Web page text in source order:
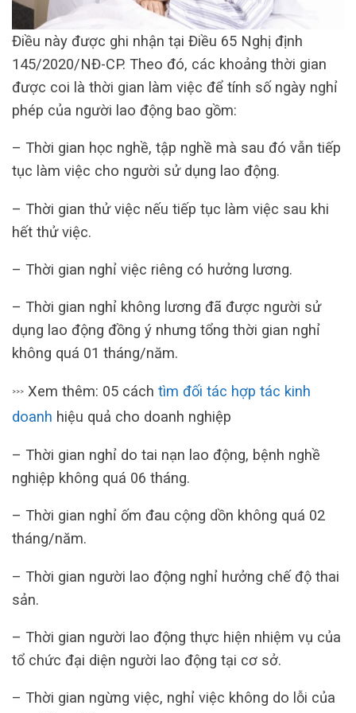
Điều này được ghi nhận tại Điều 65 Nghị định
145/2020/NĐ-CP. Theo đó, các khoảng thời gian
được coi là thời gian làm việc để tính số ngày nghỉ
phép của người lao động bao gồm:
– Thời gian học nghề, tập nghề mà sau đó vẫn tiếp
tục làm việc cho người sử dụng lao động.
– Thời gian thử việc nếu tiếp tục làm việc sau khi
hết thử việc.
– Thời gian nghỉ việc riêng có hưởng lương.
– Thời gian nghỉ không lương đã được người sử
dụng lao động đồng ý nhưng tổng thời gian nghỉ
không quá 01 tháng/năm.
>>> Xem thêm: 05 cách tìm đối tác hợp tác kinh
doanh hiệu quả cho doanh nghiệp
– Thời gian nghỉ do tai nạn lao động, bệnh nghề
nghiệp không quá 06 tháng.
– Thời gian nghỉ ốm đau cộng dồn không quá 02
tháng/năm.
– Thời gian người lao động nghỉ hưởng chế độ thai
sản.
– Thời gian người lao động thực hiện nhiệm vụ của
tổ chức đại diện người lao động tại cơ sở.
– Thời gian ngừng việc, nghỉ việc không do lỗi của